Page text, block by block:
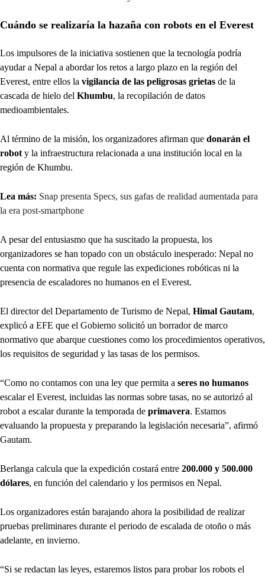
Cuándo se realizaría la hazaña con robots en el Everest
Los impulsores de la iniciativa sostienen que la tecnología podría
ayudar a Nepal a abordar los retos a largo plazo en la región del
Everest, entre ellos la vigilancia de las peligrosas grietas de la
cascada de hielo del Khumbu, la recopilación de datos
medioambientales.
Al término de la misión, los organizadores afirman que donarán el
robot y la infraestructura relacionada a una institución local en la
región de Khumbu.
Lea más: Snap presenta Specs, sus gafas de realidad aumentada para
la era post-smartphone
A pesar del entusiasmo que ha suscitado la propuesta, los
organizadores se han topado con un obstáculo inesperado: Nepal no
cuenta con normativa que regule las expediciones robóticas ni la
presencia de escaladores no humanos en el Everest.
El director del Departamento de Turismo de Nepal, Himal Gautam,
explicó a EFE que el Gobierno solicitó un borrador de marco
normativo que abarque cuestiones como los procedimientos operativos,
los requisitos de seguridad y las tasas de los permisos.
“Como no contamos con una ley que permita a seres no humanos
escalar el Everest, incluidas las normas sobre tasas, no se autorizó al
robot a escalar durante la temporada de primavera. Estamos
evaluando la propuesta y preparando la legislación necesaria”, afirmó
Gautam.
Berlanga calcula que la expedición costará entre 200.000 y 500.000
dólares, en función del calendario y los permisos en Nepal.
Los organizadores están barajando ahora la posibilidad de realizar
pruebas preliminares durante el periodo de escalada de otoño o más
adelante, en invierno.
“Si se redactan las leyes, estaremos listos para probar los robots el